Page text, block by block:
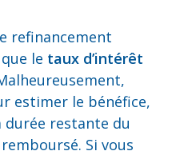
refinancement
le taux d’intérêt
estimer le bénéfice,
restante du
Si vous